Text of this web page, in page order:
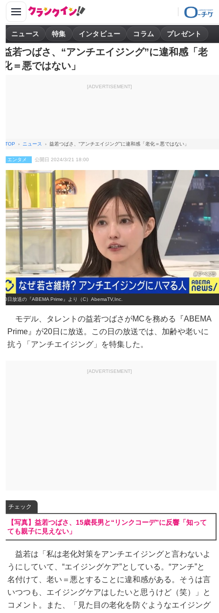
ニュース 特集 インタビュー コラム プレゼント
益若つばさ、“アンチエイジング”に違和感「老
化＝悪ではない」
[ADVERTISEMENT]
TOP ニュース 益若つばさ、“アンチエイジング”に違和感「老化＝悪ではない」
エンタメ 公開日 2024/3/21 18:00
20日放送の『ABEMA Prime』より（C）AbemaTV,Inc.
モデル、タレントの益若つばさがMCを務める『ABEMA
Prime』が20日に放送。この日の放送では、加齢や老いに
抗う「アンチエイジング」を特集した。
[ADVERTISEMENT]
チェック
【写真】益若つばさ、15歳長男と“リンクコーデ”に反響「知って
ても親子に見えない」
益若は「私は老化対策をアンチエイジングと言わないよ
うにしていて、“エイジングケア”としている。“アンチ”と
名付けて、老い＝悪とすることに違和感がある。そうは言
いつつも、エイジングケアはしたいと思うけど（笑）」と
コメント。また、「見た目の老化を防ぐようなエイジング